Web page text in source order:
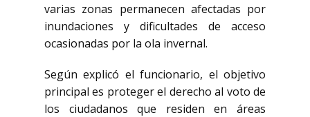
varias zonas permanecen afectadas por
inundaciones y dificultades de acceso
ocasionadas por la ola invernal.
Según explicó el funcionario, el objetivo
principal es proteger el derecho al voto de
los ciudadanos que residen en áreas